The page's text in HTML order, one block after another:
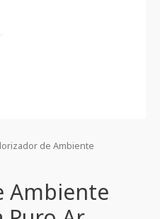
de Ambiente
Ambiente